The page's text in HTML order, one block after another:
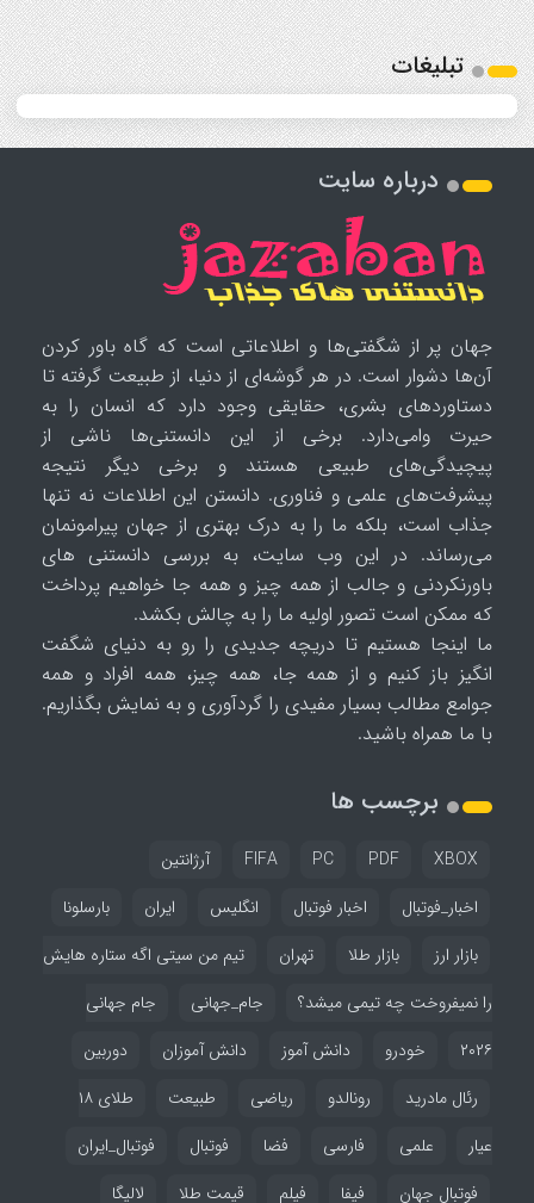
تبلیغات
درباره سایت
جهان پر از شگفتی‌ها و اطلاعاتی است که گاه باور کردن
آن‌ها دشوار است. در هر گوشه‌ای از دنیا، از طبیعت گرفته تا
دستاوردهای بشری، حقایقی وجود دارد که انسان را به
حیرت وامی‌دارد. برخی از این دانستنی‌ها ناشی از
پیچیدگی‌های طبیعی هستند و برخی دیگر نتیجه
پیشرفت‌های علمی و فناوری. دانستن این اطلاعات نه تنها
جذاب است، بلکه ما را به درک بهتری از جهان پیرامونمان
می‌رساند. در این وب سایت، به بررسی دانستنی های
باورنکردنی و جالب از همه چیز و همه جا خواهیم پرداخت
که ممکن است تصور اولیه ما را به چالش بکشد.
ما اینجا هستیم تا دریچه جدیدی را رو به دنیای شگفت
انگیز باز کنیم و از همه جا، همه چیز، همه افراد و همه
جوامع مطالب بسیار مفیدی را گردآوری و به نمایش بگذاریم.
با ما همراه باشید.
برچسب ها
FIFA PC PDF XBOX
آرژانتین
اخبار_فوتبال
اخبار فوتبال انگلیس ایران
بارسلونا
بازار ارز
بازار طلا تهران
تیم من سیتی اگه ستاره هایش
را نمیفروخت چه تیمی میشد؟
جام_جهانی
جام جهانی
۲۰۲۶
خودرو دانش آموز دانش آموزان
دوربین
رئال مادرید
رونالدو ریاضی طبیعت
طلای ۱۸
عیار
علمی فارسی فضا فوتبال
فوتبال_ایران
فوتبال جهان
فیفا فیلم قیمت طلا لالیگا